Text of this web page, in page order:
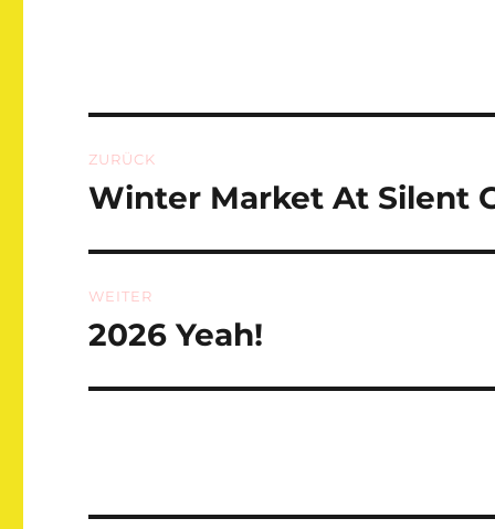
ZURÜCK
Vorheriger
Winter Market At Silent
WEITER
Nächster
2026 Yeah!